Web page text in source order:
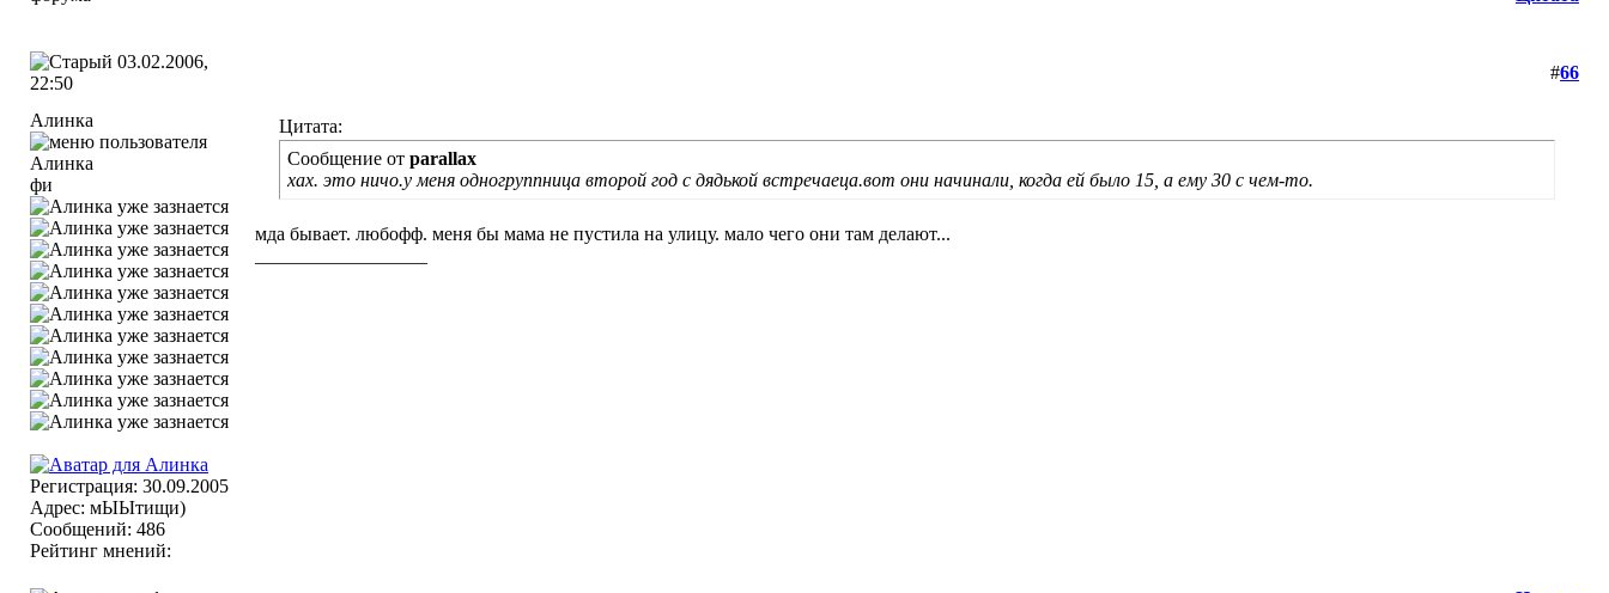
03.02.2006,
22:50
#66
Алинка
фи
Регистрация: 30.09.2005
Адрес: мЫЫтищи)
Сообщений: 486
Рейтинг мнений:
Цитата:
Сообщение от parallax
хах. это ничо.у меня одногруппница второй год с дядькой встречаеца.вот они начинали, когда ей было 15, а ему 30 с чем-то.
мда бывает. любофф. меня бы мама не пустила на улицу. мало чего они там делают...